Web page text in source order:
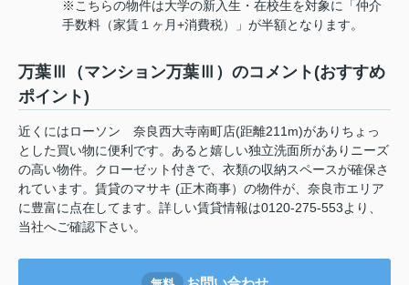
※こちらの物件は大学の新入生・在校生を対象に「仲介
手数料（家賃１ヶ月+消費税）」が半額となります。
万葉Ⅲ（マンション万葉Ⅲ）のコメント(おすすめ
ポイント)
近くにはローソン 奈良西大寺南町店(距離211m)がありちょっ
とした買い物に便利です。あると嬉しい独立洗面所がありニーズ
の高い物件。クローゼット付きで、衣類の収納スペースが確保さ
れています。賃貸のマサキ (正木商事）の物件が、奈良市エリア
に豊富に点在してます。詳しい賃貸情報は0120-275-553より、
当社へご確認下さい。